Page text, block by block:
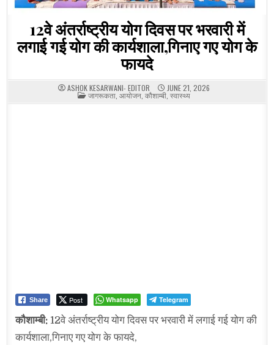
12वे अंतर्राष्ट्रीय योग दिवस पर भरवारी में
लगाई गई योग की कार्यशाला,गिनाए गए योग के
फायदे
ASHOK KESARWANI- EDITOR JUNE 21, 2026
POSTED
IN
जागरूकता आयोजन कौशाम्बी स्वास्थ्य
Share Post Whatsapp Telegram
कौशाम्बी: 12वे अंतर्राष्ट्रीय योग दिवस पर भरवारी में लगाई गई योग की
कार्यशाला,गिनाए गए योग के फायदे,